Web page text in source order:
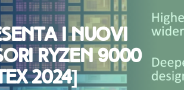
i nuovi
Ryzen 9000
2024]